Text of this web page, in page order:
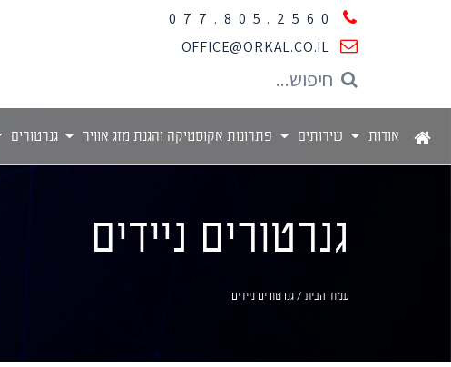
077.805.2560
OFFICE@ORKAL.CO.IL
אודות שירותים פתרונות אקוסטיקה והגנת מזג אוויר גנרטורים
גנרטורים ניידים
עמוד הבית / גנרטורים ניידים